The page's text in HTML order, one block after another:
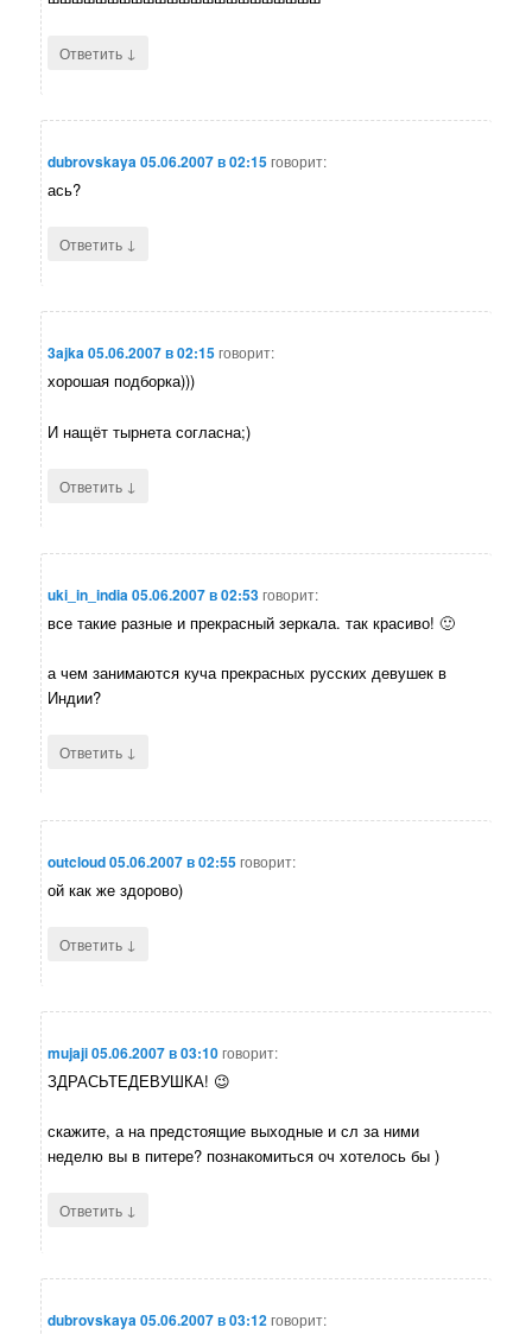
Ответить ↓
dubrovskaya05.06.2007 в 02:15говорит:
ась?
Ответить ↓
3ajka05.06.2007 в 02:15говорит:
хорошая подборка)))
И нащёт тырнета согласна;)
Ответить ↓
uki_in_india05.06.2007 в 02:53говорит:
все такие разные и прекрасный зеркала. так красиво! 🙂
а чем занимаются куча прекрасных русских девушек в
Индии?
Ответить ↓
outcloud05.06.2007 в 02:55говорит:
ой как же здорово)
Ответить ↓
mujaji05.06.2007 в 03:10говорит:
ЗДРАСЬТЕДЕВУШКА! 😉
скажите, а на предстоящие выходные и сл за ними
неделю вы в питере? познакомиться оч хотелось бы )
Ответить ↓
dubrovskaya05.06.2007 в 03:12говорит: